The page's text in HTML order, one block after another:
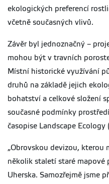
ekologických preferencí
včetně současných vlivů.
Závěr byl jednoznačný –
mohou být v travních
Místní historické využívání
druhů na základě jejich
bohatství a celkové složení
současné podmínky
časopise Landscape Ecology
„Obrovskou devizou, kterou
několik staletí staré mapové
Uherska. Samozřejmě jsme